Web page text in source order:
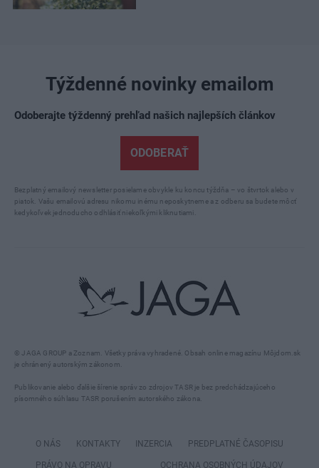
© JAGA GROUP a Zoznam. Všetky práva vyhradené. Obsah online magazínu Môjdom.sk
je chránený autorským zákonom.
Publikovanie alebo ďalšie šírenie správ zo zdrojov TASR je bez predchádzajúceho
písomného súhlasu TASR porušením autorského zákona.
Týždenné novinky emailom
Odoberajte týždenný prehľad našich najlepších článkov
ODOBERAŤ
Bezplatný emailový newsletter posielame obvykle ku koncu týždňa – vo štvrtok alebo v
piatok. Vašu emailovú adresu nikomu inému neposkytneme a z odberu sa budete môcť
kedykoľvek jednoducho odhlásiť niekoľkými kliknutiami.
O NÁS KONTAKTY INZERCIA PREDPLATNÉ ČASOPISU
PRÁVO NA OPRAVU OCHRANA OSOBNÝCH ÚDAJOV